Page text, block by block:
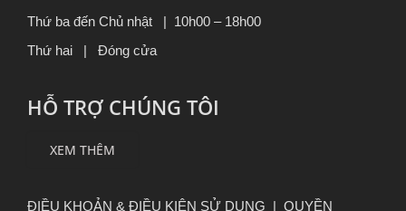
Thứ ba đến Chủ nhật | 10h00 – 18h00
Thứ hai | Đóng cửa
HỖ TRỢ CHÚNG TÔI
XEM THÊM
ĐIỀU KHOẢN & ĐIỀU KIỆN SỬ DỤNG | QUYỀN